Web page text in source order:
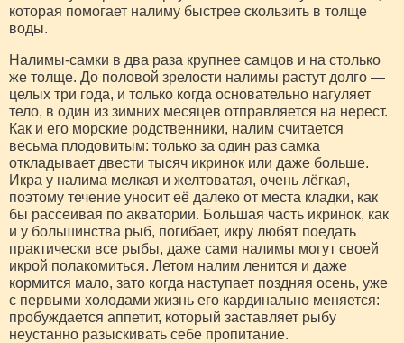
которая помогает налиму быстрее скользить в толще
воды.
Налимы-самки в два раза крупнее самцов и на столько
же толще. До половой зрелости налимы растут долго —
целых три года, и только когда основательно нагуляет
тело, в один из зимних месяцев отправляется на нерест.
Как и его морские родственники, налим считается
весьма плодовитым: только за один раз самка
откладывает двести тысяч икринок или даже больше.
Икра у налима мелкая и желтоватая, очень лёгкая,
поэтому течение уносит её далеко от места кладки, как
бы рассеивая по акватории. Большая часть икринок, как
и у большинства рыб, погибает, икру любят поедать
практически все рыбы, даже сами налимы могут своей
икрой полакомиться. Летом налим ленится и даже
кормится мало, зато когда наступает поздняя осень, уже
с первыми холодами жизнь его кардинально меняется:
пробуждается аппетит, который заставляет рыбу
неустанно разыскивать себе пропитание.